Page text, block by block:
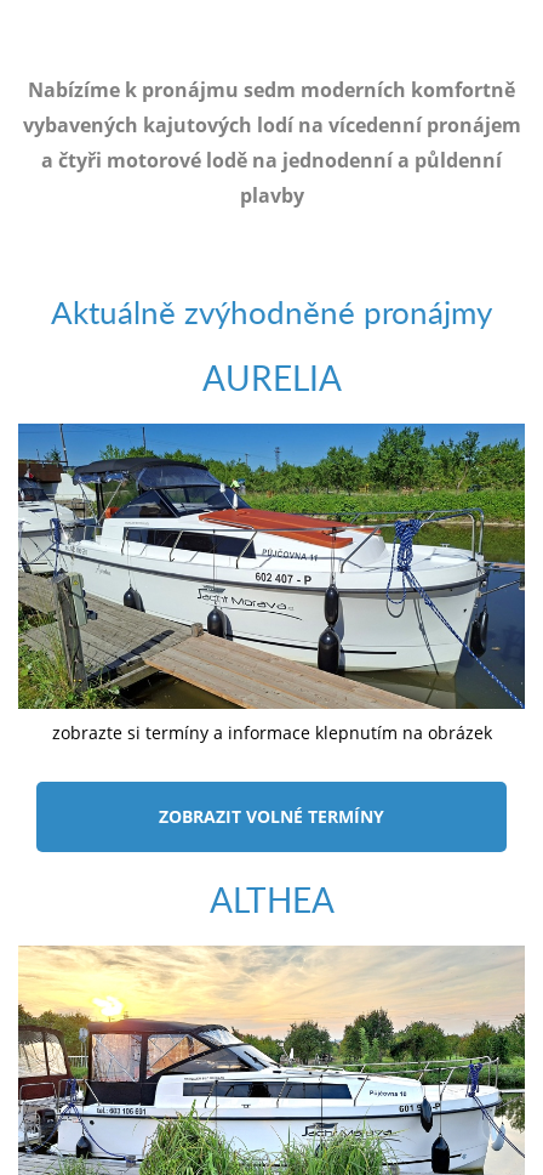
Nabízíme k pronájmu sedm moderních komfortně
vybavených kajutových lodí na vícedenní pronájem
a čtyři motorové lodě na jednodenní a půldenní
plavby
Aktuálně zvýhodněné pronájmy
AURELIA
zobrazte si termíny a informace klepnutím na obrázek
ZOBRAZIT VOLNÉ TERMÍNY
ALTHEA
objednat
poukaz